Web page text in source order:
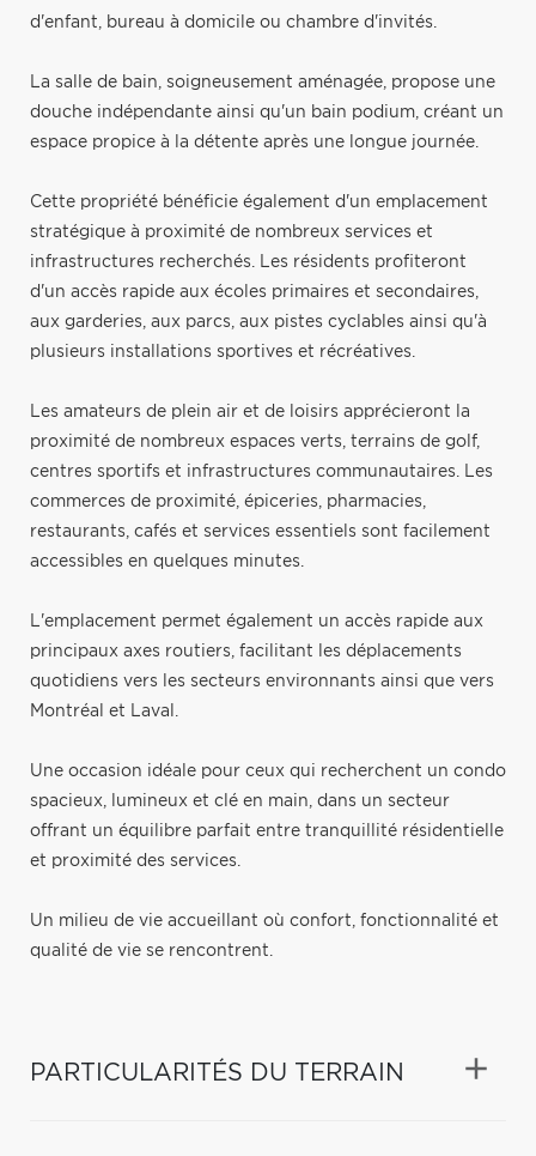
d'enfant, bureau à domicile ou chambre d'invités.
La salle de bain, soigneusement aménagée, propose une
douche indépendante ainsi qu'un bain podium, créant un
espace propice à la détente après une longue journée.
Cette propriété bénéficie également d'un emplacement
stratégique à proximité de nombreux services et
infrastructures recherchés. Les résidents profiteront
d'un accès rapide aux écoles primaires et secondaires,
aux garderies, aux parcs, aux pistes cyclables ainsi qu'à
plusieurs installations sportives et récréatives.
Les amateurs de plein air et de loisirs apprécieront la
proximité de nombreux espaces verts, terrains de golf,
centres sportifs et infrastructures communautaires. Les
commerces de proximité, épiceries, pharmacies,
restaurants, cafés et services essentiels sont facilement
accessibles en quelques minutes.
L'emplacement permet également un accès rapide aux
principaux axes routiers, facilitant les déplacements
quotidiens vers les secteurs environnants ainsi que vers
Montréal et Laval.
Une occasion idéale pour ceux qui recherchent un condo
spacieux, lumineux et clé en main, dans un secteur
offrant un équilibre parfait entre tranquillité résidentielle
et proximité des services.
Un milieu de vie accueillant où confort, fonctionnalité et
qualité de vie se rencontrent.
PARTICULARITÉS DU TERRAIN